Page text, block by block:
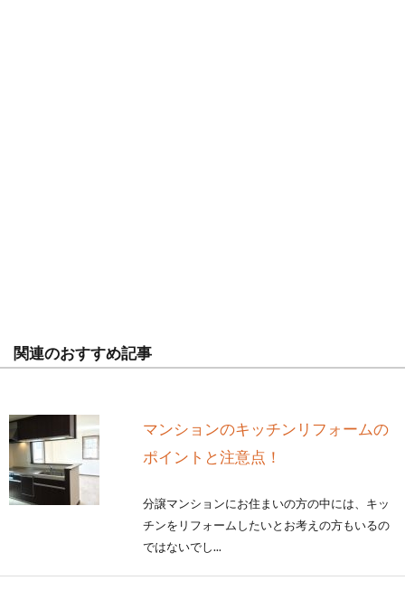
関連のおすすめ記事
マンションのキッチンリフォームの
ポイントと注意点！
分譲マンションにお住まいの方の中には、キッ
チンをリフォームしたいとお考えの方もいるの
ではないでし...